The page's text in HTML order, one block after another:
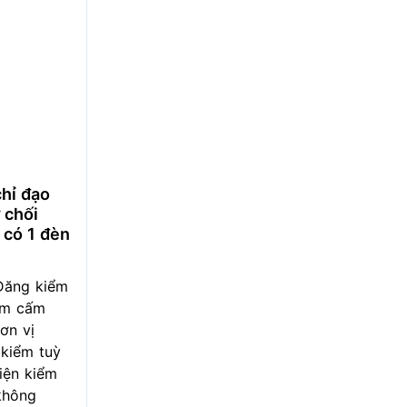
đạo
chối
1 đèn
kiểm
cấm
vị
tuỳ
kiểm